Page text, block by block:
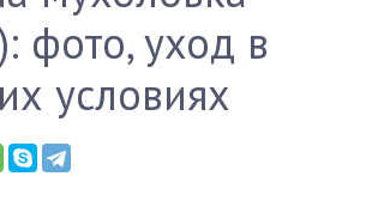
фото, уход в
условиях